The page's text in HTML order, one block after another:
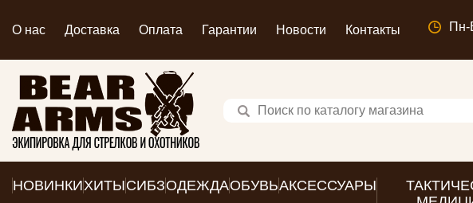
О нас Доставка Оплата Гарантии Новости Контакты Пн-
НОВИНКИХИТЫСИБЗОДЕЖДАОБУВЬАКСЕССУАРЫ